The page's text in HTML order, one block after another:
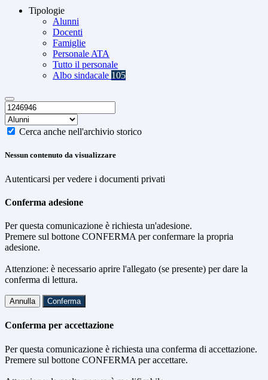
Tipologie
Alunni
Docenti
Famiglie
Personale ATA
Tutto il personale
Albo sindacale 105
Cerca anche nell'archivio storico
Nessun contenuto da visualizzare
Autenticarsi per vedere i documenti privati
Conferma adesione
Per questa comunicazione è richiesta un'adesione.
Premere sul bottone CONFERMA per confermare la propria
adesione.
Attenzione: è necessario aprire l'allegato (se presente) per dare la
conferma di lettura.
Annulla Conferma
Conferma per accettazione
Per questa comunicazione è richiesta una conferma di accettazione.
Premere sul bottone CONFERMA per accettare.